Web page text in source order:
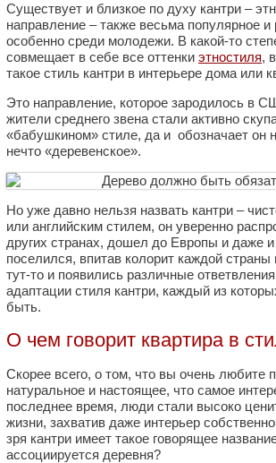
Существует и близкое по духу кантри –
направление – также весьма популярное и
особенно среди молодежи. В какой-то
совмещает в себе все оттенки этностиля,
такое стиль кантри в интерьере дома или
Это направление, которое зародилось в
жители среднего звена стали активно
«бабушкином» стиле, да и обозначает он
нечто «деревенское».
Но уже давно нельзя назвать кантри –
или английским стилем, он уверенно
других странах, дошел до Европы и даже и
поселился, впитав колорит каждой страны
тут-то и появились различные
адаптации стиля кантри, каждый из
быть.
О чем говорит квартира в
Скорее всего, о том, что вы очень любите
натуральное и настоящее, что самое
последнее время, люди стали высоко
жизни, захватив даже интерьер
зря кантри имеет такое говорящее
ассоциируется деревня?